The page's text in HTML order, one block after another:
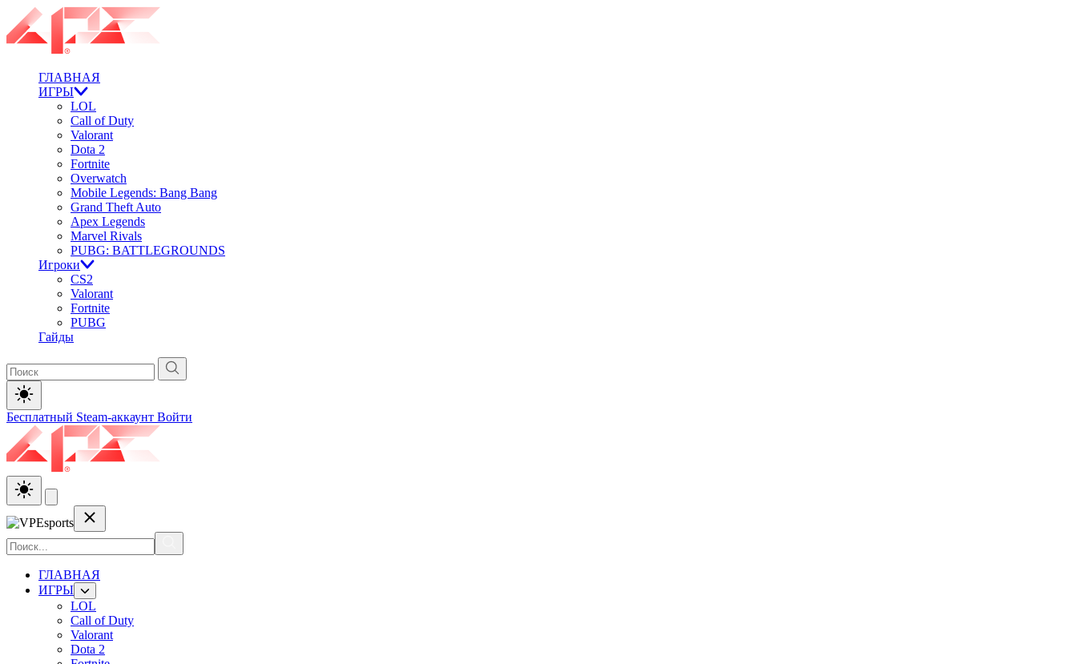
ГЛАВНАЯ
ИГРЫ
LOL
Call of Duty
Valorant
Dota 2
Fortnite
Overwatch
Mobile Legends: Bang Bang
Grand Theft Auto
Apex Legends
Marvel Rivals
PUBG: BATTLEGROUNDS
Игроки
CS2
Valorant
Fortnite
PUBG
Гайды
Бесплатный Steam-аккаунт Войти
ГЛАВНАЯ
ИГРЫ
LOL
Call of Duty
Valorant
Dota 2